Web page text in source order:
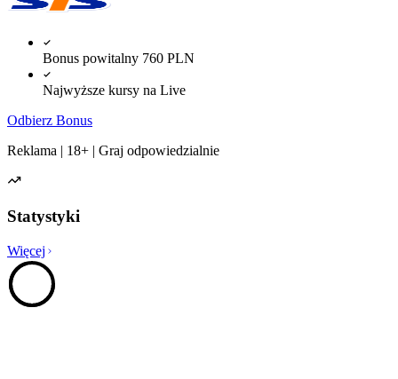
Bonus powitalny 760 PLN
Najwyższe kursy na Live
Odbierz Bonus
Reklama | 18+ | Graj odpowiedzialnie
Statystyki
Więcej